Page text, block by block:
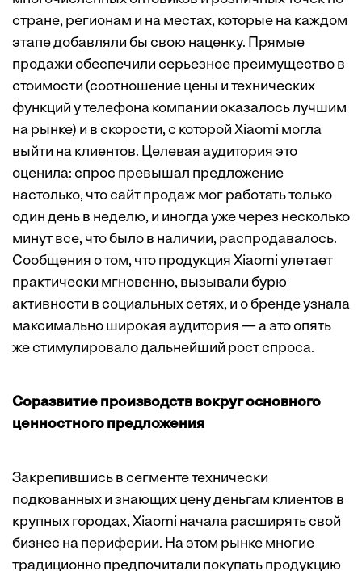
стране, регионам и на местах, которые на каждом
этапе добавляли бы свою наценку. Прямые
продажи обеспечили серьезное преимущество в
стоимости (соотношение цены и технических
функций у телефона компании оказалось лучшим
на рынке) и в скорости, с которой Xiaomi могла
выйти на клиентов. Целевая аудитория это
оценила: спрос превышал предложение
настолько, что сайт продаж мог работать только
один день в неделю, и иногда уже через несколько
минут все, что было в наличии, распродавалось.
Сообщения о том, что продукция Xiaomi улетает
практически мгновенно, вызывали бурю
активности в социальных сетях, и о бренде узнала
максимально широкая аудитория — а это опять
же стимулировало дальнейший рост спроса.
Соразвитие производств вокруг основного
ценностного предложения
Закрепившись в сегменте технически
подкованных и знающих цену деньгам клиентов в
крупных городах, Xiaomi начала расширять свой
бизнес на периферии. На этом рынке многие
традиционно предпочитали покупать продукцию